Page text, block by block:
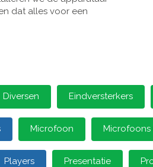
dat alles voor een
Diversen Eindversterkers
Microfoon Microfoons
Players Presentatie